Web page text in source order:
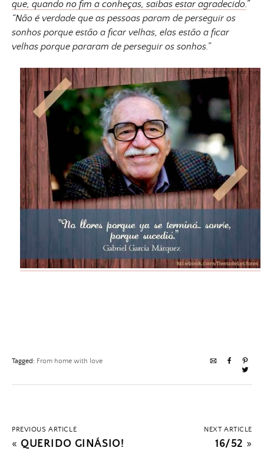
que, quando no fim a conheças, saibas estar agradecido. ”
“Não é verdade que as pessoas param de perseguir os
sonhos porque estão a ficar velhas, elas estão a ficar
velhas porque pararam de perseguir os sonhos.”
Tagged: From home with love
PREVIOUS ARTICLE
« QUERIDO GINÁSIO!
NEXT ARTICLE
16/52 »